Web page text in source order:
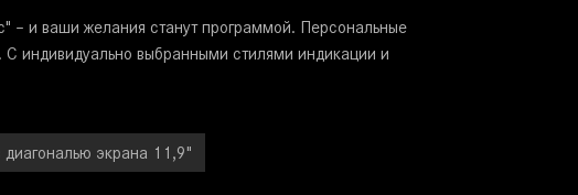
– и ваши желания станут программой. Персональные
С индивидуально выбранными стилями индикации и
экрана 11,9"